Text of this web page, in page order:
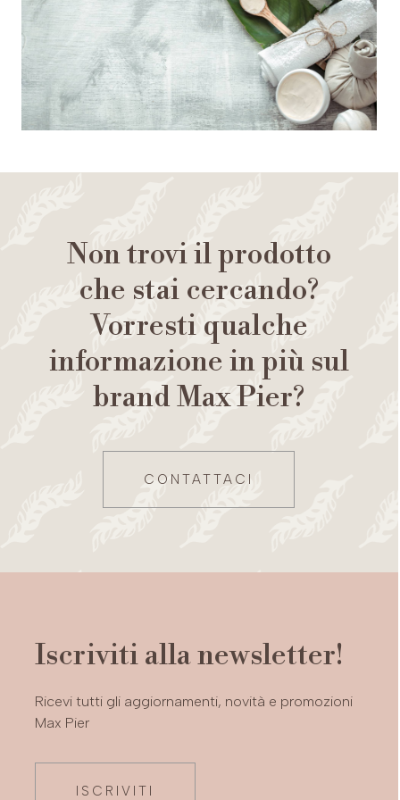
Non trovi il prodotto
che stai cercando?
Vorresti qualche
informazione in più sul
brand Max Pier?
CONTATTACI
Iscriviti alla newsletter!
Ricevi tutti gli aggiornamenti, novità e promozioni
Max Pier
ISCRIVITI